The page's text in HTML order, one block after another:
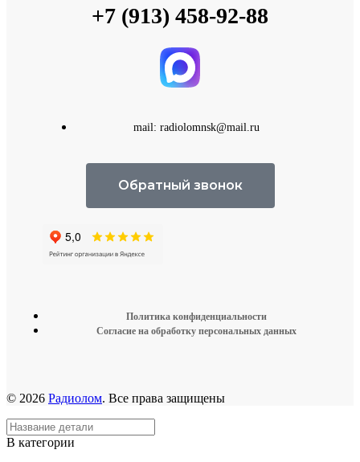
+7 (913) 458-92-88
mail: radiolomnsk@mail.ru
Обратный звонок
Политика конфиденциальности
Согласие на обработку персональных данных
© 2026 Радиолом. Все права защищены
В категории